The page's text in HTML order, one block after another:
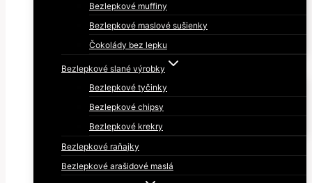
Bezlepkové muffiny
Bezlepkové maslové sušienky
Čokolády bez lepku
Bezlepkové slané výrobky
Bezlepkové tyčinky
Bezlepkové chipsy
Bezlepkové krekry
Bezlepkové raňajky
Bezlepkové arašidové maslá